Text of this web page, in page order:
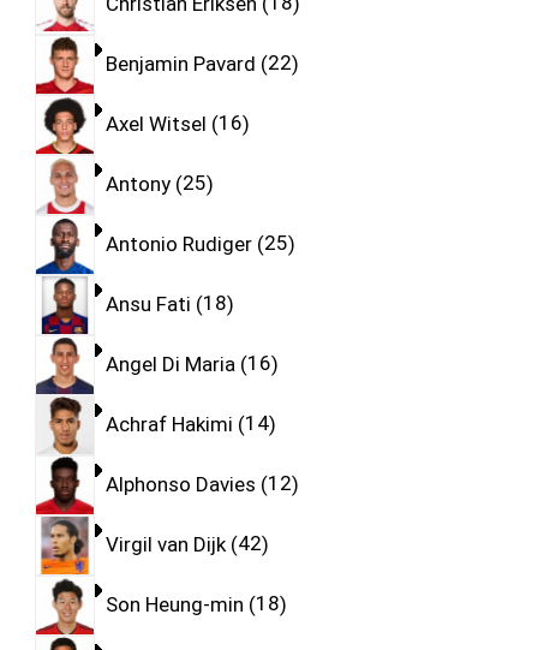
Benjamin Pavard 22
Axel Witsel 16
Antony 25
Antonio Rudiger 25
Ansu Fati 18
Angel Di Maria 16
Achraf Hakimi 14
Alphonso Davies 12
Virgil van Dijk 42
Son Heung-min 18